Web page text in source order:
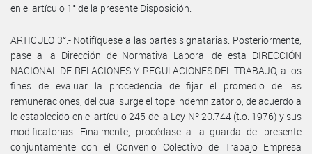
en el artículo 1° de la presente Disposición.
ARTICULO 3°.- Notifíquese a las partes signatarias. Posteriormente,
pase a la Dirección de Normativa Laboral de esta DIRECCIÓN
NACIONAL DE RELACIONES Y REGULACIONES DEL TRABAJO, a los
fines de evaluar la procedencia de fijar el promedio de las
remuneraciones, del cual surge el tope indemnizatorio, de acuerdo a
lo establecido en el artículo 245 de la Ley Nº 20.744 (t.o. 1976) y sus
modificatorias. Finalmente, procédase a la guarda del presente
conjuntamente con el Convenio Colectivo de Trabajo Empresa